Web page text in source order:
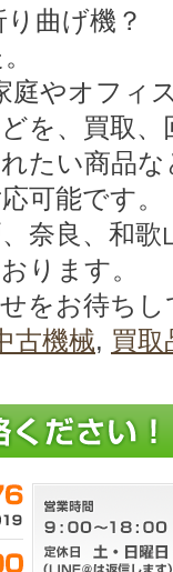
曲げ機？
庭やオフィ
を、買取
たい商品な
可能です。
奈良、和歌
ります。
をお待ち
古機械, 買取